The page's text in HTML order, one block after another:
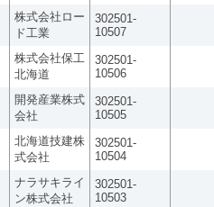
株式会社ロー
ド工業
302501-
10507
株式会社保工
北海道
302501-
10506
開発産業株式
会社
302501-
10505
北海道技建株
式会社
302501-
10504
ナラサキライ
ン株式会社
302501-
10503